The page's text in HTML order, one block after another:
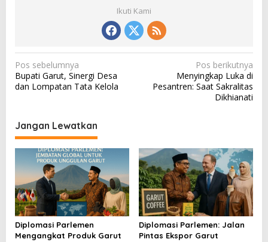
Ikuti Kami
N
a
g
a
s
i
p
o
s
Pos sebelumnya
Bupati Garut, Sinergi Desa
dan Lompatan Tata Kelola
Pos berikutnya
Menyingkap Luka di
Pesantren: Saat Sakralitas
Dikhianati
Jangan Lewatkan
Diplomasi Parlemen
Mengangkat Produk Garut
Diplomasi Parlemen: Jalan
Pintas Ekspor Garut